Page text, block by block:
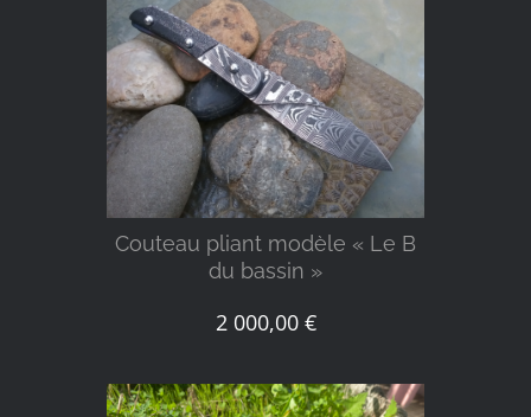
DÉTAILS
Couteau pliant modèle « Le B
du bassin »
2 000,00 €